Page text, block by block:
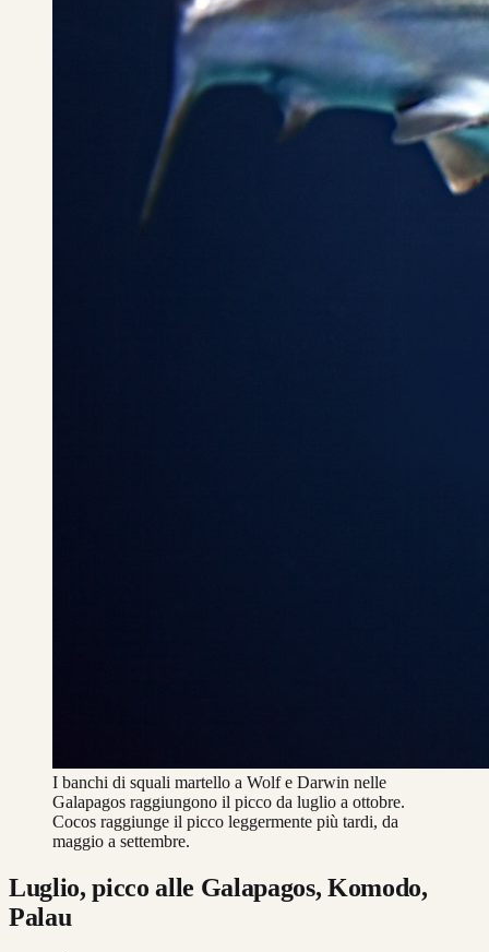
I banchi di squali martello a Wolf e Darwin nelle
Galapagos raggiungono il picco da luglio a ottobre.
Cocos raggiunge il picco leggermente più tardi, da
maggio a settembre.
Luglio, picco alle Galapagos, Komodo,
Palau